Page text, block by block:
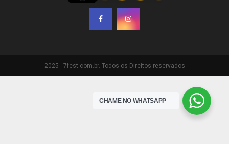
2025 - 7fest.com.br. Todos os Direitos reservados
CHAME NO WHATSAPP